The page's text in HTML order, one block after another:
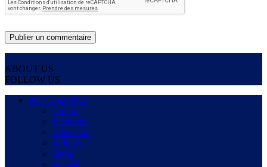
ABOUT US
FOLLOW US
ACTUALITES
Culture
Economie
Education
Religion
Santé
Société